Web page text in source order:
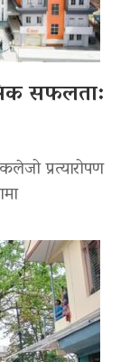
सफलता:
प्रत्यारोपण